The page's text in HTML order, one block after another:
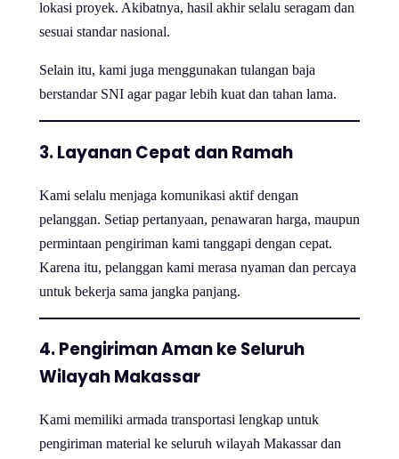
lokasi proyek. Akibatnya, hasil akhir selalu seragam dan
sesuai standar nasional.
Selain itu, kami juga menggunakan tulangan baja
berstandar SNI agar pagar lebih kuat dan tahan lama.
3. Layanan Cepat dan Ramah
Kami selalu menjaga komunikasi aktif dengan
pelanggan. Setiap pertanyaan, penawaran harga, maupun
permintaan pengiriman kami tanggapi dengan cepat.
Karena itu, pelanggan kami merasa nyaman dan percaya
untuk bekerja sama jangka panjang.
4. Pengiriman Aman ke Seluruh
Wilayah Makassar
Kami memiliki armada transportasi lengkap untuk
pengiriman material ke seluruh wilayah Makassar dan